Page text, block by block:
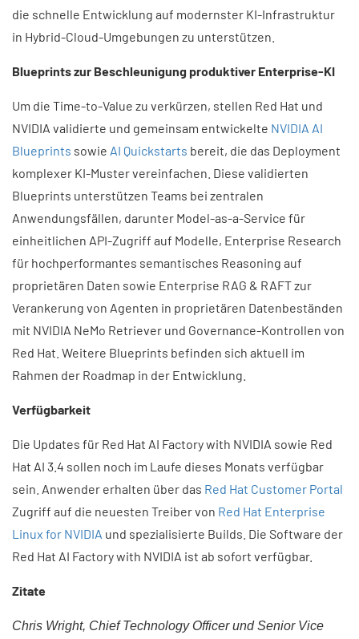
die schnelle Entwicklung auf modernster KI-Infrastruktur
in Hybrid-Cloud-Umgebungen zu unterstützen.
Blueprints zur Beschleunigung produktiver Enterprise-KI
Um die Time-to-Value zu verkürzen, stellen Red Hat und
NVIDIA validierte und gemeinsam entwickelte NVIDIA AI
Blueprints sowie AI Quickstarts bereit, die das Deployment
komplexer KI-Muster vereinfachen. Diese validierten
Blueprints unterstützen Teams bei zentralen
Anwendungsfällen, darunter Model-as-a-Service für
einheitlichen API-Zugriff auf Modelle, Enterprise Research
für hochperformantes semantisches Reasoning auf
proprietären Daten sowie Enterprise RAG & RAFT zur
Verankerung von Agenten in proprietären Datenbeständen
mit NVIDIA NeMo Retriever und Governance-Kontrollen von
Red Hat. Weitere Blueprints befinden sich aktuell im
Rahmen der Roadmap in der Entwicklung.
Verfügbarkeit
Die Updates für Red Hat AI Factory with NVIDIA sowie Red
Hat AI 3.4 sollen noch im Laufe dieses Monats verfügbar
sein. Anwender erhalten über das Red Hat Customer Portal
Zugriff auf die neuesten Treiber von Red Hat Enterprise
Linux for NVIDIA und spezialisierte Builds. Die Software der
Red Hat AI Factory with NVIDIA ist ab sofort verfügbar.
Zitate
Chris Wright, Chief Technology Officer und Senior Vice